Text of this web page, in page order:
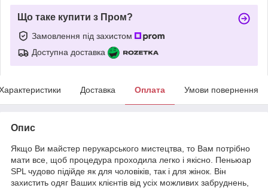
Що таке купити з Пром?
Замовлення під захистом
Доступна доставка
Доставка Оплата Умови повернення
Опис
Якщо Ви майстер перукарського мистецтва, то Вам потрібно
мати все, щоб процедура проходила легко і якісно. Пеньюар
SPL чудово підійде як для чоловіків, так і для жінок. Він
захистить одяг Ваших клієнтів від усіх можливих забруднень,